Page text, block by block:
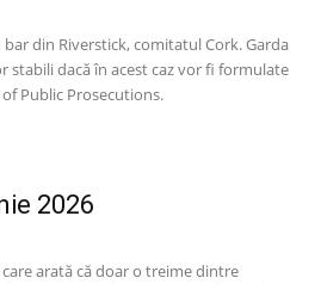
din Riverstick, comitatul Cork. Garda
stabili dacă în acest caz vor fi formulate
Public Prosecutions.
2026
arată că doar o treime dintre